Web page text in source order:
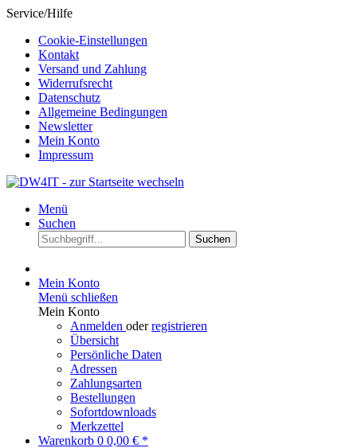
Service/Hilfe
Cookie-Einstellungen
Kontakt
Versand und Zahlung
Widerrufsrecht
Datenschutz
Allgemeine Bedingungen
Newsletter
Mein Konto
Impressum
Menü
Suchen
Suchen
Mein Konto
Menü schließen
Mein Konto
Anmelden oderregistrieren
Übersicht
Persönliche Daten
Adressen
Zahlungsarten
Bestellungen
Sofortdownloads
Merkzettel
Warenkorb 0 0,00 € *